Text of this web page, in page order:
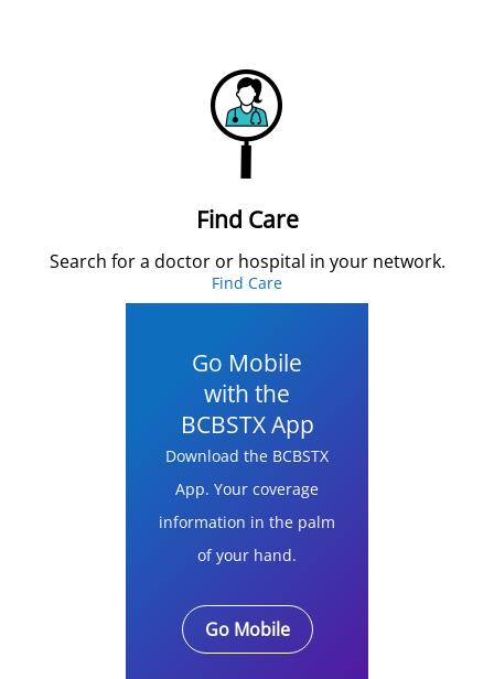
Find Care
Search for a doctor or hospital in your network.
Find Care
Go Mobile
with the
BCBSTX App
Download the BCBSTX
App. Your coverage
information in the palm
of your hand.
Go Mobile